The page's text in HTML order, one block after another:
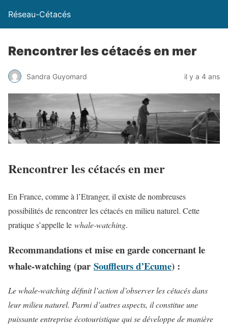
Réseau-Cétacés
Rencontrer les cétacés en mer
Sandra Guyomard il y a 4 ans
Rencontrer les cétacés en mer
En France, comme à l’Etranger, il existe de nombreuses
possibilités de rencontrer les cétacés en milieu naturel. Cette
pratique s’appelle le whale-watching.
Recommandations et mise en garde concernant le
whale-watching (par Souffleurs d’Ecume) :
Le whale-watching définit l’action d’observer les cétacés dans
leur milieu naturel. Parmi d’autres aspects, il constitue une
puissante entreprise écotouristique qui se développe de manière